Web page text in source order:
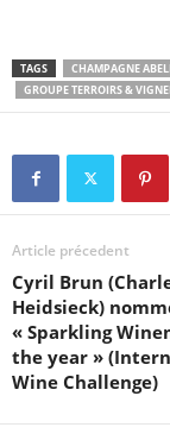
TAGS CHAMPAGNE
GROUPE TERROIRS &
Article précedent
Cyril Brun
Heidsieck)
« Sparkling
the year »
Wine Challenge)